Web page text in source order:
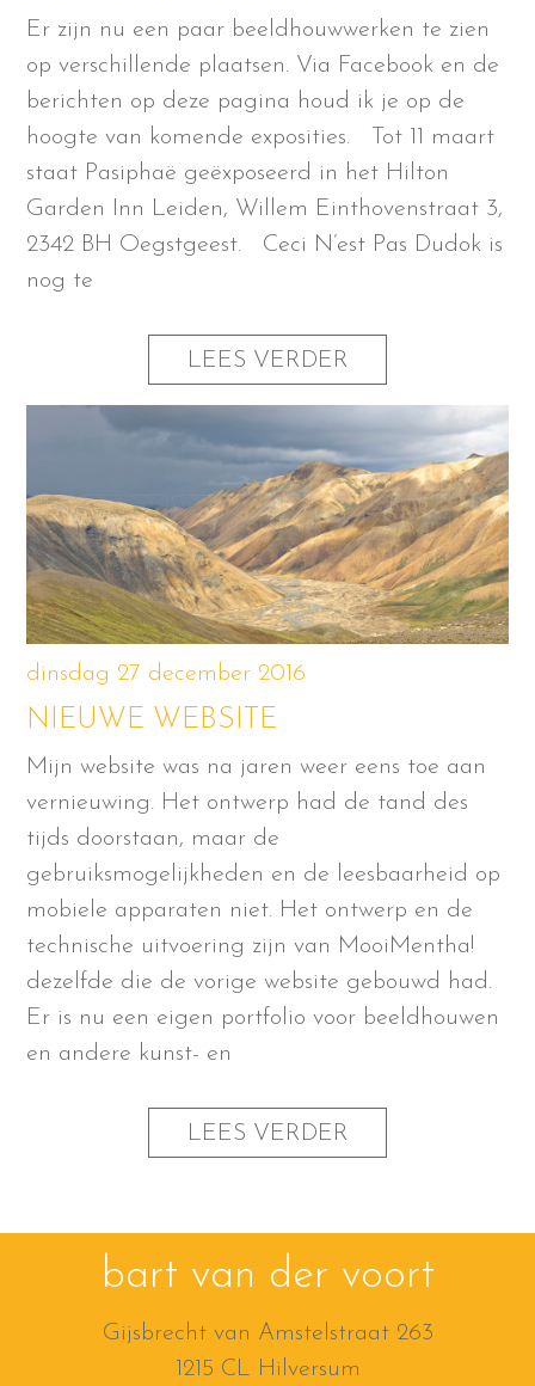
Er zijn nu een paar beeldhouwwerken te zien
op verschillende plaatsen. Via Facebook en de
berichten op deze pagina houd ik je op de
hoogte van komende exposities. Tot 11 maart
staat Pasiphaë geëxposeerd in het Hilton
Garden Inn Leiden, Willem Einthovenstraat 3,
2342 BH Oegstgeest. Ceci N’est Pas Dudok is
nog te
LEES VERDER
dinsdag 27 december 2016
NIEUWE WEBSITE
Mijn website was na jaren weer eens toe aan
vernieuwing. Het ontwerp had de tand des
tijds doorstaan, maar de
gebruiksmogelijkheden en de leesbaarheid op
mobiele apparaten niet. Het ontwerp en de
technische uitvoering zijn van MooiMentha!
dezelfde die de vorige website gebouwd had.
Er is nu een eigen portfolio voor beeldhouwen
en andere kunst- en
LEES VERDER
bart van der voort
Gijsbrecht van Amstelstraat 263
1215 CL Hilversum